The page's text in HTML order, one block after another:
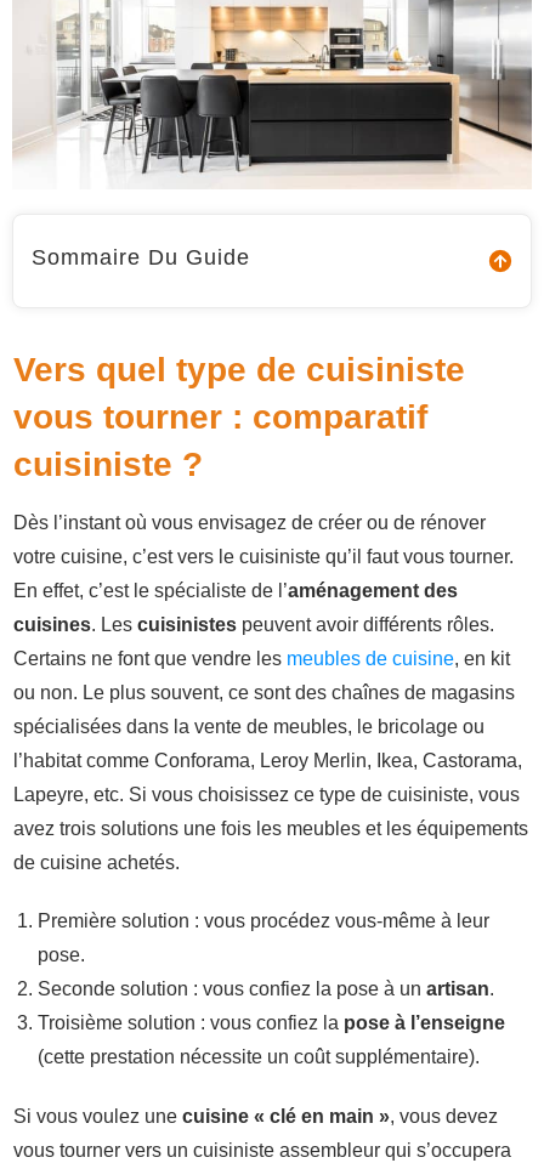
Sommaire Du Guide
Vers quel type de cuisiniste
vous tourner : comparatif
cuisiniste ?
Dès l’instant où vous envisagez de créer ou de rénover
votre cuisine, c’est vers le cuisiniste qu’il faut vous tourner.
En effet, c’est le spécialiste de l’aménagement des
cuisines. Les cuisinistes peuvent avoir différents rôles.
Certains ne font que vendre les meubles de cuisine, en kit
ou non. Le plus souvent, ce sont des chaînes de magasins
spécialisées dans la vente de meubles, le bricolage ou
l’habitat comme Conforama, Leroy Merlin, Ikea, Castorama,
Lapeyre, etc. Si vous choisissez ce type de cuisiniste, vous
avez trois solutions une fois les meubles et les équipements
de cuisine achetés.
Première solution : vous procédez vous-même à leur
pose.
Seconde solution : vous confiez la pose à un artisan.
Troisième solution : vous confiez la pose à l’enseigne
(cette prestation nécessite un coût supplémentaire).
Si vous voulez une cuisine « clé en main », vous devez
vous tourner vers un cuisiniste assembleur qui s’occupera